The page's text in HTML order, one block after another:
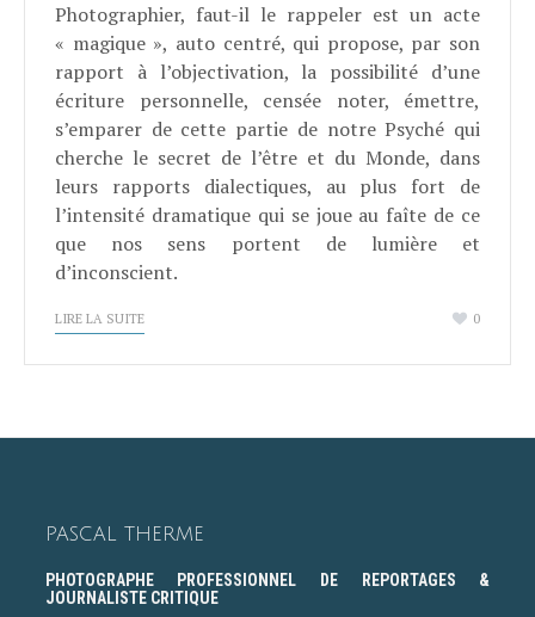
Photographier, faut-il le rappeler est un acte
« magique », auto centré, qui propose, par son
rapport à l’objectivation, la possibilité d’une
écriture personnelle, censée noter, émettre,
s’emparer de cette partie de notre Psyché qui
cherche le secret de l’être et du Monde, dans
leurs rapports dialectiques, au plus fort de
l’intensité dramatique qui se joue au faîte de ce
que nos sens portent de lumière et
d’inconscient.
LIRE LA SUITE 0
PASCAL THERME
PHOTOGRAPHE PROFESSIONNEL DE REPORTAGES &
JOURNALISTE CRITIQUE